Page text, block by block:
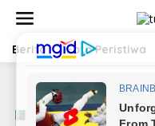
t
Berita Foto Peristiwa